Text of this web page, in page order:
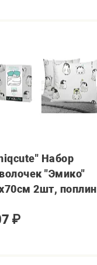
Набор
"Эмико"
2шт, поплин
₽